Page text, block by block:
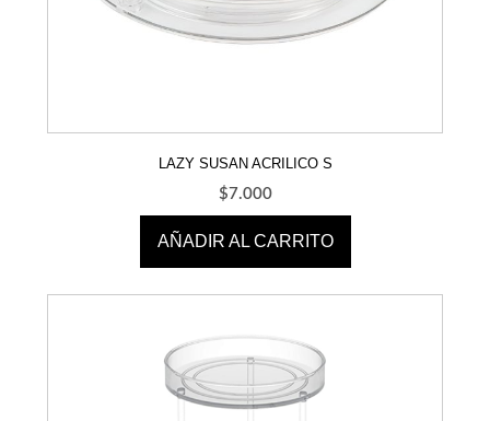
LAZY SUSAN ACRILICO S
$7.000
AÑADIR AL CARRITO